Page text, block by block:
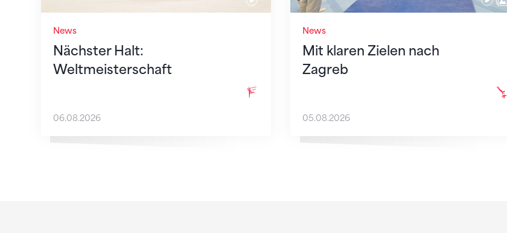
News
Nächster Halt:
Weltmeisterschaft
06.08.2026
News
Mit klaren Zielen nach
Zagreb
05.08.2026